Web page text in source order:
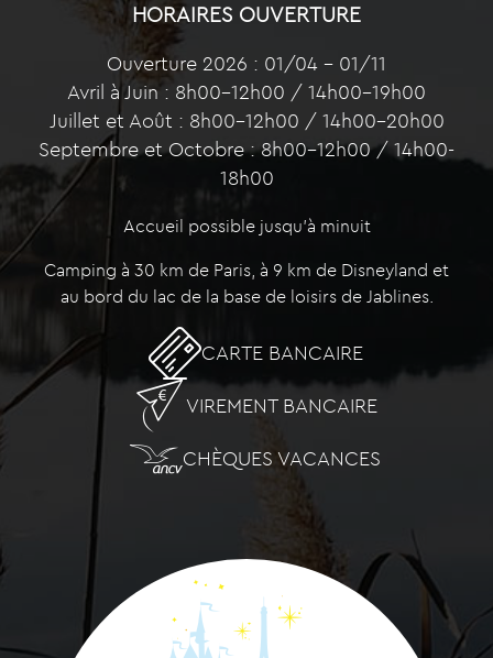
HORAIRES OUVERTURE
Ouverture 2026 : 01/04 – 01/11
Avril à Juin : 8h00-12h00 / 14h00-19h00
Juillet et Août : 8h00-12h00 / 14h00-20h00
Septembre et Octobre : 8h00-12h00 / 14h00-
18h00
Accueil possible jusqu'à minuit
Camping à 30 km de Paris, à 9 km de Disneyland et
au bord du lac de la base de loisirs de Jablines.
CARTE BANCAIRE
VIREMENT BANCAIRE
CHÈQUES VACANCES